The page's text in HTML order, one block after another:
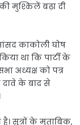
मुश्किलें बढ़ा दी
काकोली घोष
था कि पार्टी के
अध्यक्ष को पत्र
के बाद से
सूत्रों के मुताबिक,